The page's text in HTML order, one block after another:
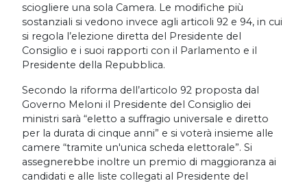
sciogliere una sola Camera. Le modifiche più
sostanziali si vedono invece agli articoli 92 e 94, in cui
si regola l’elezione diretta del Presidente del
Consiglio e i suoi rapporti con il Parlamento e il
Presidente della Repubblica.
Secondo la riforma dell’articolo 92 proposta dal
Governo Meloni il Presidente del Consiglio dei
ministri sarà “eletto a suffragio universale e diretto
per la durata di cinque anni” e si voterà insieme alle
camere “tramite un'unica scheda elettorale”. Si
assegnerebbe inoltre un premio di maggioranza ai
candidati e alle liste collegati al Presidente del